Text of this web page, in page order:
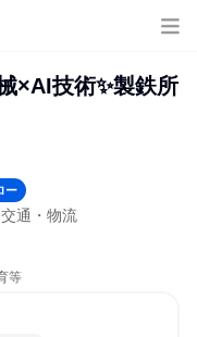
×AI技術✨製鉄所
ー
通・物流
等